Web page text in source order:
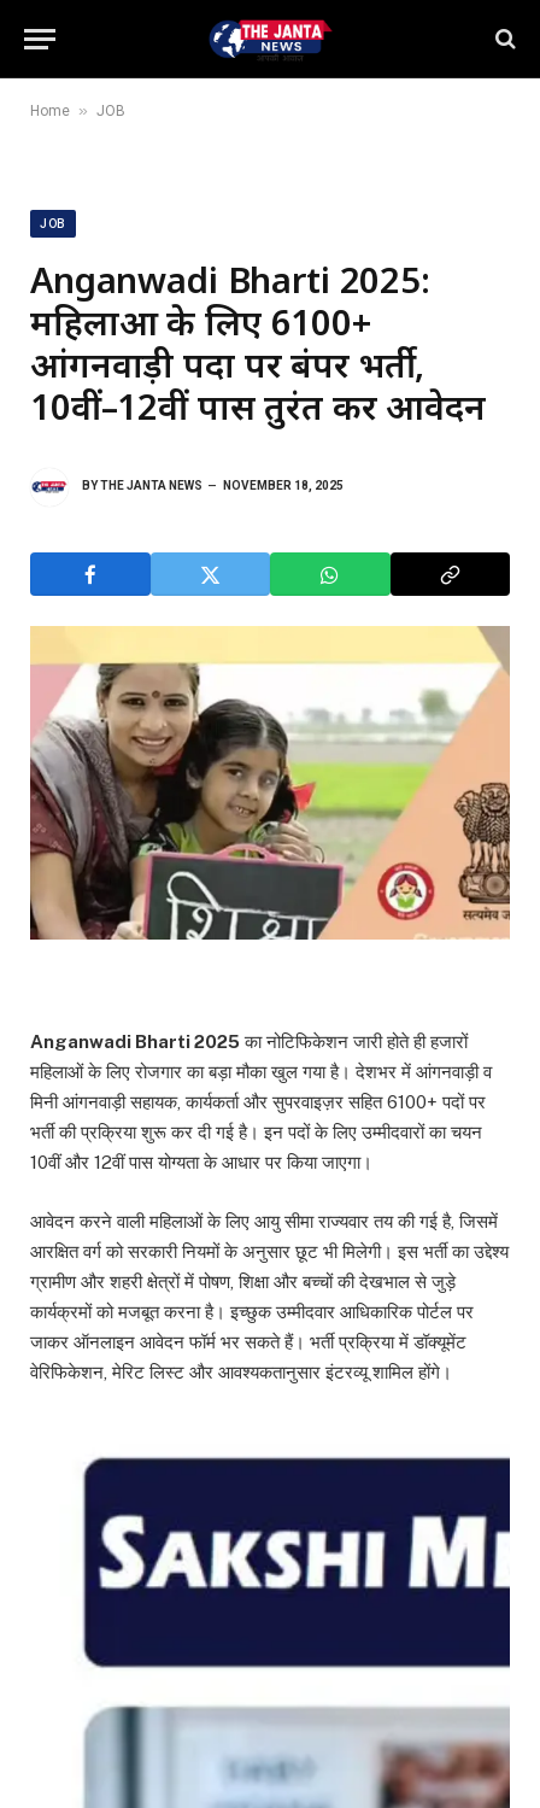
Home » JOB
JOB
Anganwadi Bharti 2025:
महिलाओं के लिए 6100+
आंगनवाड़ी पदों पर बंपर भर्ती,
10वीं–12वीं पास तुरंत करें आवेदन
BYTHE JANTA NEWS NOVEMBER 18, 2025
Anganwadi Bharti 2025 का नोटिफिकेशन जारी होते ही हजारों
महिलाओं के लिए रोजगार का बड़ा मौका खुल गया है। देशभर में आंगनवाड़ी व
मिनी आंगनवाड़ी सहायक, कार्यकर्ता और सुपरवाइज़र सहित 6100+ पदों पर
भर्ती की प्रक्रिया शुरू कर दी गई है। इन पदों के लिए उम्मीदवारों का चयन
10वीं और 12वीं पास योग्यता के आधार पर किया जाएगा।
आवेदन करने वाली महिलाओं के लिए आयु सीमा राज्यवार तय की गई है, जिसमें
आरक्षित वर्ग को सरकारी नियमों के अनुसार छूट भी मिलेगी। इस भर्ती का उद्देश्य
ग्रामीण और शहरी क्षेत्रों में पोषण, शिक्षा और बच्चों की देखभाल से जुड़े
कार्यक्रमों को मजबूत करना है। इच्छुक उम्मीदवार आधिकारिक पोर्टल पर
जाकर ऑनलाइन आवेदन फॉर्म भर सकते हैं। भर्ती प्रक्रिया में डॉक्यूमेंट
वेरिफिकेशन, मेरिट लिस्ट और आवश्यकतानुसार इंटरव्यू शामिल होंगे।